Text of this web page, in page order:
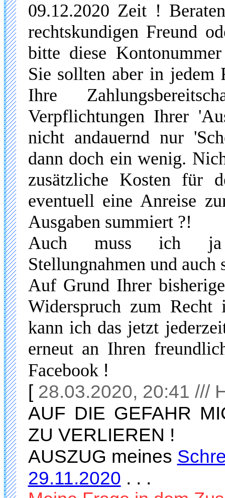
09.12.2020 Zeit !
rechtskundigen Freund
bitte diese
Sie sollten aber in jedem
Ihre
Verpflichtungen Ihrer
nicht andauernd nur
dann doch ein wenig.
zusätzliche Kosten für
eventuell eine Anreise
Ausgaben summiert ?!
Auch muss ich ja
Stellungnahmen und auch
Auf Grund Ihrer
Widerspruch zum Recht
kann ich das jetzt
erneut an Ihren
Facebook !
[ 28.03.2020, 20:41 ///
AUF DIE GEFAHR
ZU VERLIEREN !
AUSZUG meines
29.11.2020 . . .